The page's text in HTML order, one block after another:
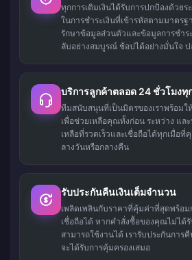
ทุกการเติมเงินได้รับการปกป้องด้วย
ในการชำระเงินที่เข้ารหัสตามมาตร
รักษาข้อมูลส่วนตัวและข้อมูลการชำร
ลับอย่างสมบูรณ์ ช้อปได้อย่างมั่นใจ
บริการลูกค้าตลอด 24 ชั่วโมงทุ
ทีมสนับสนุนที่เป็นมิตรของเราพร้อมใ
เพื่อช่วยเหลือคุณทั้งก่อน ระหว่าง แล
เหลือที่รวดเร็วและเชื่อถือได้ทุกเมื่อ
ลางวันหรือกลางคืน
รับประกันคืนเงินเต็มจำนวน
เพลิดเพลินกับราคาที่คุ้มค่าที่สุดพร้อม
เชื่อถือได้ หากคำสั่งซื้อของคุณไม่ได้
สามารถใช้งานได้ เรารับประกันการ
จะได้รับการคุ้มครองเสมอ